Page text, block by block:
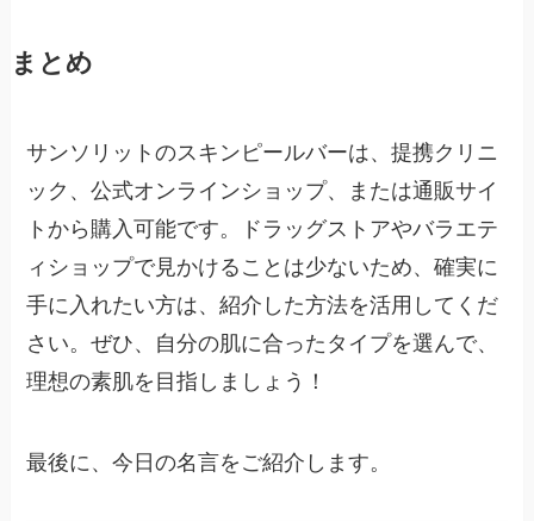
まとめ
サンソリットのスキンピールバーは、提携クリニ
ック、公式オンラインショップ、または通販サイ
トから購入可能です。ドラッグストアやバラエテ
ィショップで見かけることは少ないため、確実に
手に入れたい方は、紹介した方法を活用してくだ
さい。ぜひ、自分の肌に合ったタイプを選んで、
理想の素肌を目指しましょう！
最後に、今日の名言をご紹介します。